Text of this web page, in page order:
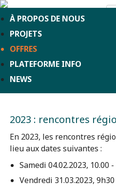
CONTACT
À PROPOS DE NOUS
PROJETS
OFFRES
PLATEFORME INFO
NEWS
2023 : rencontres
En 2023, les rencontres
lieu aux dates suivantes :
Samedi 04.02.2023, 10.00
Vendredi 31.03.2023,